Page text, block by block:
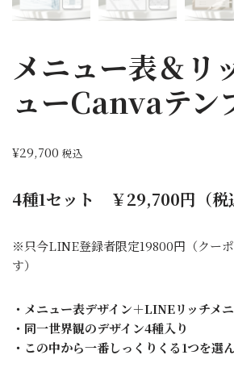
メニュー表＆リ
ューCanvaテン
¥29,700 税込
4種1セット ￥29,700円（税
※只今LINE登録者限定19800円（クー
す）
・メニュー表デザイン＋LINEリッチメ
・同一世界観のデザイン4種入り
・この中から一番しっくりくる1つを選